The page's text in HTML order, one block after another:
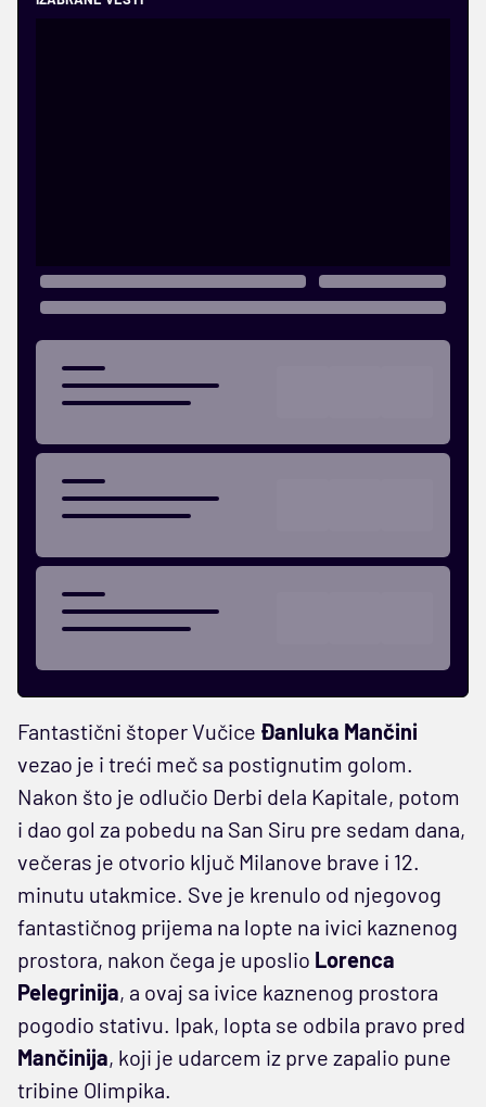
Fantastični štoper Vučice Đanluka Mančini
vezao je i treći meč sa postignutim golom.
Nakon što je odlučio Derbi dela Kapitale, potom
i dao gol za pobedu na San Siru pre sedam dana,
večeras je otvorio ključ Milanove brave i 12.
minutu utakmice. Sve je krenulo od njegovog
fantastičnog prijema na lopte na ivici kaznenog
prostora, nakon čega je uposlio Lorenca
Pelegrinija, a ovaj sa ivice kaznenog prostora
pogodio stativu. Ipak, lopta se odbila pravo pred
Mančinija, koji je udarcem iz prve zapalio pune
tribine Olimpika.